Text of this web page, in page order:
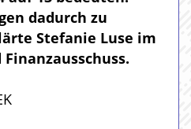
dadurch zu
Stefanie Luse im